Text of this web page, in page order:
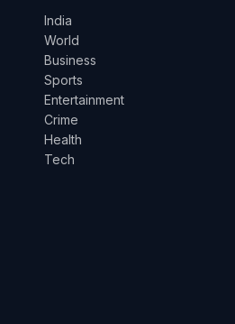
India
World
Business
Sports
Entertainment
Crime
Health
Tech